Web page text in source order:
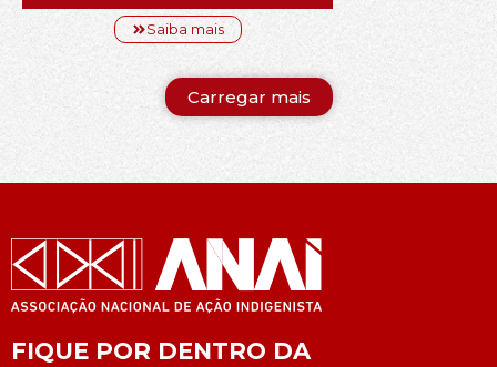
Saiba mais
Carregar mais
FIQUE POR DENTRO DA